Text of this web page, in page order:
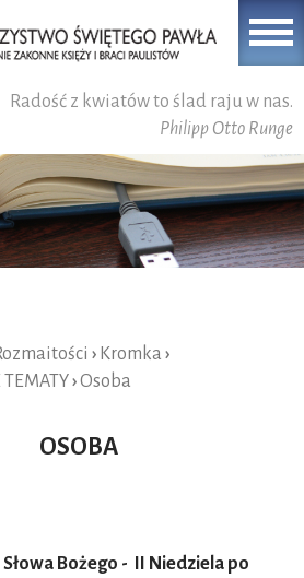
Radość z kwiatów to ślad raju w nas.
Philipp Otto Runge
› Kromka ›
TEMATY›Osoba
OSOBA
Bożego -
II Niedziela po